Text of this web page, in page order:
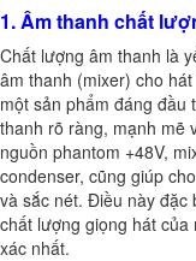
1. Âm thanh chất
Chất lượng âm thanh là
âm thanh (mixer) cho
một sản phẩm đáng đầu
thanh rõ ràng, mạnh mẽ
nguồn phantom +48V,
condenser, cũng giúp
và sắc nét. Điều này đặc
chất lượng giọng hát
xác nhất.